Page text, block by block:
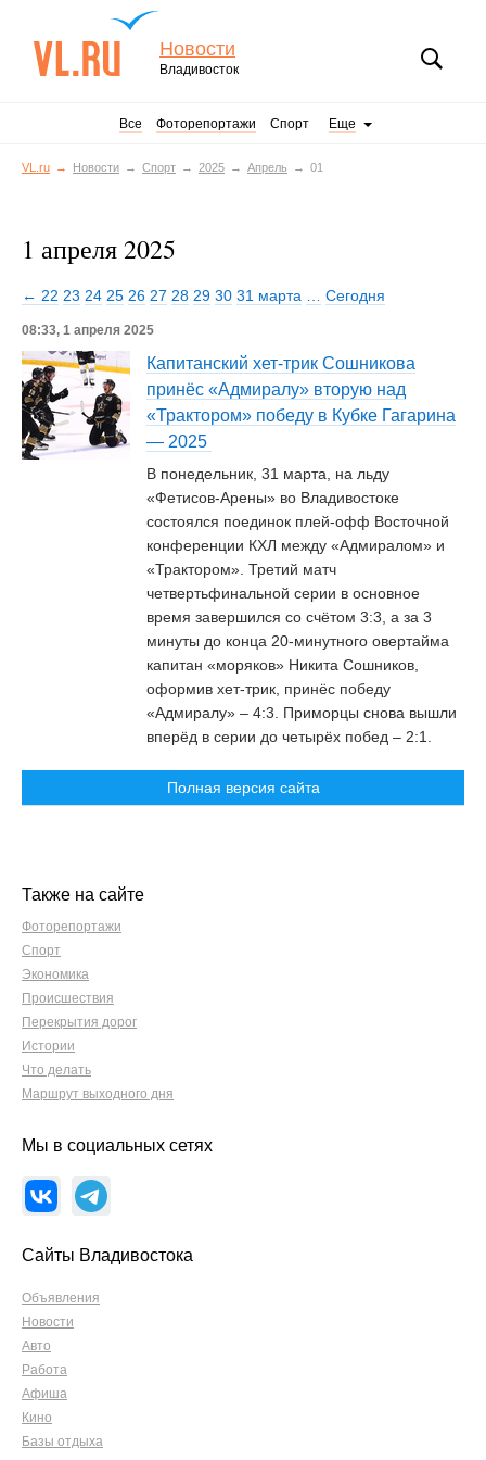
Новости
Владивосток
Все Фоторепортажи Спорт Еще
VL.ru Новости Спорт 2025 Апрель 01
1 апреля 2025
← 22 23 24 25 26 27 28 29 30 31 марта Сегодня
08:33, 1 апреля 2025
Капитанский хет-трик Сошникова
принёс «Адмиралу» вторую над
«Трактором» победу в Кубке Гагарина
— 2025
В понедельник, 31 марта, на льду
«Фетисов-Арены» во Владивостоке
состоялся поединок плей-офф Восточной
конференции КХЛ между «Адмиралом» и
«Трактором». Третий матч
четвертьфинальной серии в основное
время завершился со счётом 3:3, а за 3
минуты до конца 20-минутного овертайма
капитан «моряков» Никита Сошников,
оформив хет-трик, принёс победу
«Адмиралу» – 4:3. Приморцы снова вышли
вперёд в серии до четырёх побед – 2:1.
Полная версия сайта
Также на сайте
Фоторепортажи
Спорт
Экономика
Происшествия
Перекрытия дорог
Истории
Что делать
Маршрут выходного дня
Мы в социальных сетях
Сайты Владивостока
Объявления
Новости
Авто
Работа
Афиша
Кино
Базы отдыха